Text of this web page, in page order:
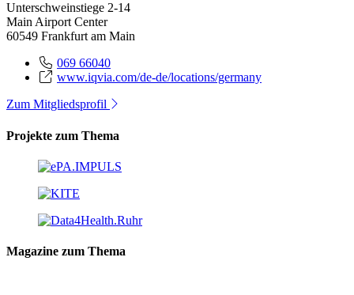
Unterschweinstiege 2-14
Main Airport Center
60549 Frankfurt am Main
069 66040
www.iqvia.com/de-de/locations/germany
Zum Mitgliedsprofil
Projekte zum Thema
Magazine zum Thema